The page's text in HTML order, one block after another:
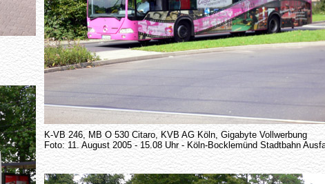
K-VB 246, MB O 530 Citaro, KVB AG Köln, Gigabyte Vollwerbung
Foto: 11. August 2005 - 15.08 Uhr - Köln-Bocklemünd Stadtbahn